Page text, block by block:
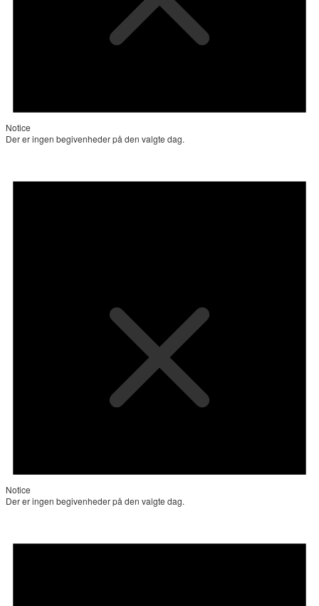
Notice
Der er ingen begivenheder på den valgte dag.
Notice
Der er ingen begivenheder på den valgte dag.